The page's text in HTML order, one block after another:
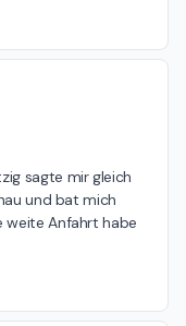
sagte mir gleich
und bat mich
weite Anfahrt habe